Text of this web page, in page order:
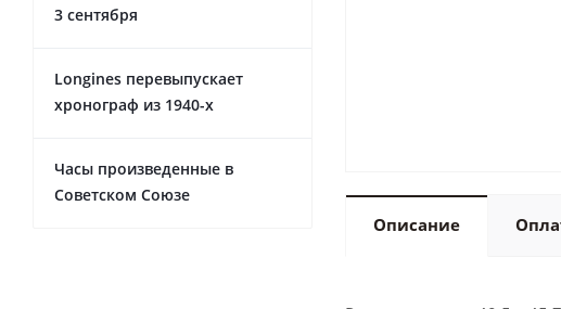
Описание
3 сентября
Longines перевыпускает
хронограф из 1940-х
Часы произведенные в
Советском Союзе